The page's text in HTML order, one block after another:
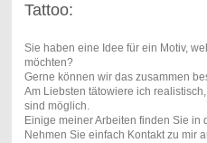
Tattoo:
Sie haben eine Idee für ein Motiv,
möchten?
Gerne können wir das zusammen
Am Liebsten tätowiere ich
sind möglich.
Einige meiner Arbeiten finden Sie in
Nehmen Sie einfach Kontakt zu mir